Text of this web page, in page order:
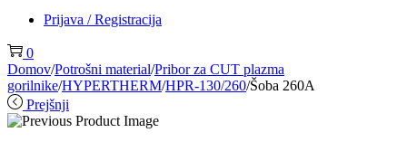
Prijava / Registracija
0
Domov/Potrošni material/Pribor za CUT plazma
gorilnike/HYPERTHERM/HPR-130/260/Šoba 260A
Prejšnji